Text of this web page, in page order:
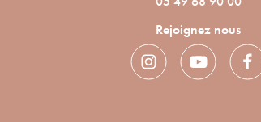
Rejoignez nous